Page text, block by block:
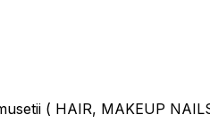
( HAIR, MAKEUP